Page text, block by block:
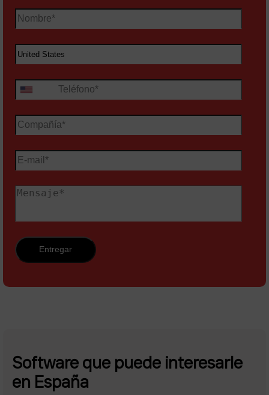
United
States
+1
Entregar
Software que puede interesarle
en España